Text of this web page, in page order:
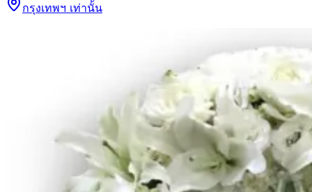
กรุงเทพฯ เท่านั้น